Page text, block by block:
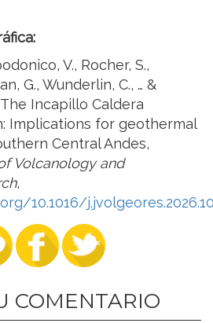
V., Rocher, S.,
G., Wunderlin, C., … &
The Incapillo Caldera
Implications for geothermal
Central Andes,
Volcanology and
,
10.1016/
COMENTARIO